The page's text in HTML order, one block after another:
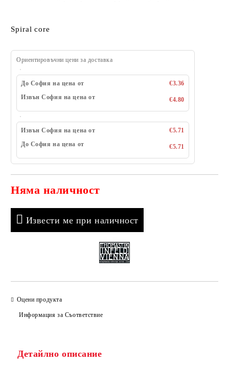
Spiral core
Ориентировъчни цени за доставка
До София на цена от
€3.36
Извън София на цена от
€4.80
Извън София на цена от
€5.71
До София на цена от
€5.71
Няма наличност
Извести ме при наличност
Оцени продукта
Информация за Съответствие
Детайлно описание